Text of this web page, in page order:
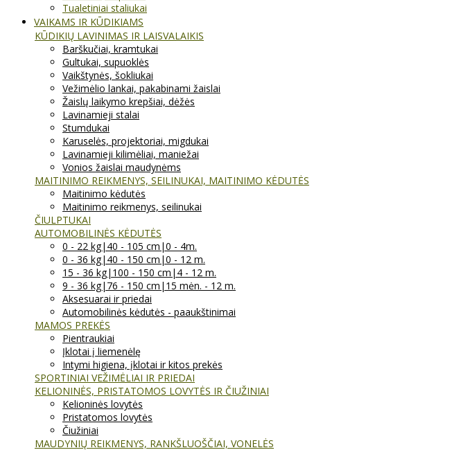
Tualetiniai staliukai
VAIKAMS IR KŪDIKIAMS
KŪDIKIŲ LAVINIMAS IR LAISVALAIKIS
Barškučiai, kramtukai
Gultukai, supuoklės
Vaikštynės, šokliukai
Vežimėlio lankai, pakabinami žaislai
Žaislų laikymo krepšiai, dėžės
Lavinamieji stalai
Stumdukai
Karuselės, projektoriai, migdukai
Lavinamieji kilimėliai, maniežai
Vonios žaislai maudynėms
MAITINIMO REIKMENYS, SEILINUKAI, MAITINIMO KĖDUTĖS
Maitinimo kėdutės
Maitinimo reikmenys, seilinukai
ČIULPTUKAI
AUTOMOBILINĖS KĖDUTĖS
0 - 22 kg|40 - 105 cm|0 - 4m.
0 - 36 kg|40 - 150 cm|0 - 12 m.
15 - 36 kg|100 - 150 cm|4 - 12 m.
9 - 36 kg|76 - 150 cm|15 mėn. - 12 m.
Aksesuarai ir priedai
Automobilinės kėdutės - paaukštinimai
MAMOS PREKĖS
Pientraukiai
Įklotai į liemenėlę
Intymi higiena, įklotai ir kitos prekės
SPORTINIAI VEŽIMĖLIAI IR PRIEDAI
KELIONINĖS, PRISTATOMOS LOVYTĖS IR ČIUŽINIAI
Kelioninės lovytės
Pristatomos lovytės
Čiužiniai
MAUDYNIŲ REIKMENYS, RANKŠLUOŠČIAI, VONELĖS